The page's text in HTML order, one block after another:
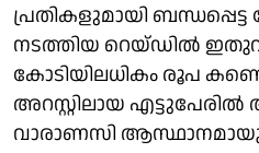
പ്രതികളുമായി
നടത്തിയ റെയ്ഡില്‍
കോടിയിലധികം രൂപ
അറസ്റ്റിലായ
വാരാണസി